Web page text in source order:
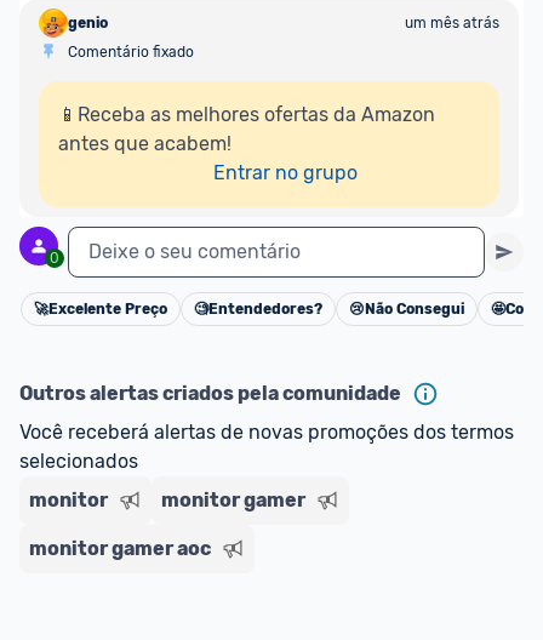
genio
um mês atrás
Comentário fixado
📱Receba as melhores ofertas da Amazon
antes que acabem!
Entrar no grupo
0 Deixe o seu comentário
Cancelar
🚀Excelente Preço 🧐Entendedores? 😢 Não Consegui 🤩
Outros alertas criados pela comunidade
Você receberá alertas de novas promoções dos termos
selecionados
monitor
monitor gamer
monitor gamer aoc